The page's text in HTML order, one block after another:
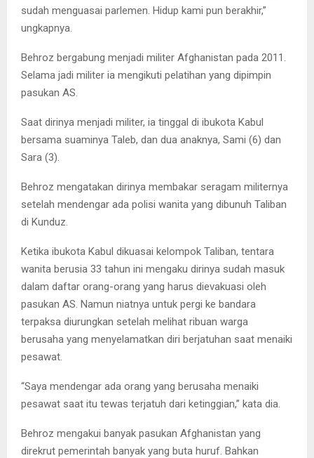
sudah menguasai parlemen. Hidup kami pun berakhir,”
ungkapnya.
Behroz bergabung menjadi militer Afghanistan pada 2011.
Selama jadi militer ia mengikuti pelatihan yang dipimpin
pasukan AS.
Saat dirinya menjadi militer, ia tinggal di ibukota Kabul
bersama suaminya Taleb, dan dua anaknya, Sami (6) dan
Sara (3).
Behroz mengatakan dirinya membakar seragam militernya
setelah mendengar ada polisi wanita yang dibunuh Taliban
di Kunduz.
Ketika ibukota Kabul dikuasai kelompok Taliban, tentara
wanita berusia 33 tahun ini mengaku dirinya sudah masuk
dalam daftar orang-orang yang harus dievakuasi oleh
pasukan AS. Namun niatnya untuk pergi ke bandara
terpaksa diurungkan setelah melihat ribuan warga
berusaha yang menyelamatkan diri berjatuhan saat menaiki
pesawat.
“Saya mendengar ada orang yang berusaha menaiki
pesawat saat itu tewas terjatuh dari ketinggian,” kata dia.
Behroz mengakui banyak pasukan Afghanistan yang
direkrut pemerintah banyak yang buta huruf. Bahkan